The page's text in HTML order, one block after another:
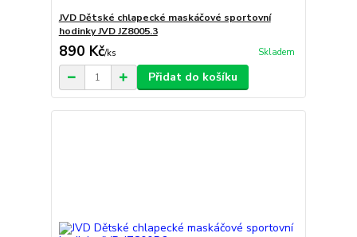
JVD Dětské chlapecké maskáčové sportovní
hodinky JVD JZ8005.3
890 Kč/ks Skladem
Přidat do košíku